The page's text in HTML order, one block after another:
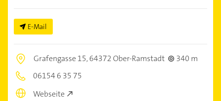
E-Mail
Grafengasse 15,64372 Ober-Ramstadt
340 m
06154 6 35 75
Webseite